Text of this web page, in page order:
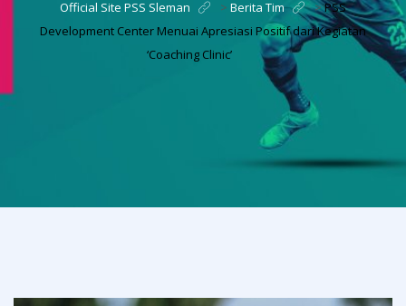
Official Site PSS Sleman > Berita Tim >PSS
Development Center Menuai Apresiasi Positif dari Kegiatan
‘Coaching Clinic’